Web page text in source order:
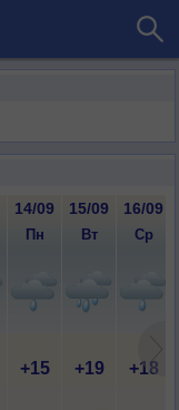
14/09 15/09 16/09
Пн Вт Ср
+15 +19 +18